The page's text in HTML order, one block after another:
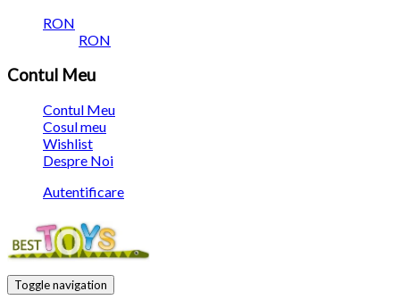
RON
RON
Contul Meu
Contul Meu
Cosul meu
Wishlist
Despre Noi
Autentificare
Toggle navigation